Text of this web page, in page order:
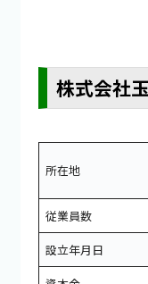
株式会社
所在地
従業員数
設立年月日